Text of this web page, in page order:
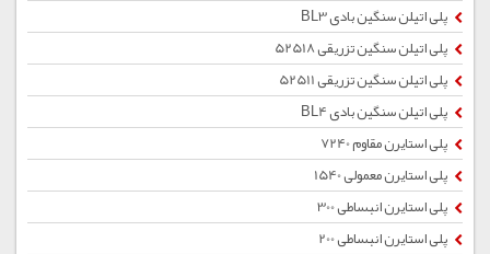
پلی اتیلن سنگین بادی BL3
پلی اتیلن سنگین تزریقی 52518
پلی اتیلن سنگین تزریقی 52511
پلی اتیلن سنگین بادی BL4
پلی استایرن مقاوم 7240
پلی استایرن معمولی 1540
پلی استایرن انبساطی 300
پلی استایرن انبساطی 200